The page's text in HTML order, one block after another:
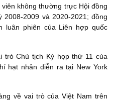
không thường trực Hội đồng
2008-2009 và 2020-2021; đồng
luân phiên của Liên hợp quốc
trò Chủ tịch Kỳ họp thứ 11 của
hạt nhân diễn ra tại New York
về vai trò của Việt Nam trên